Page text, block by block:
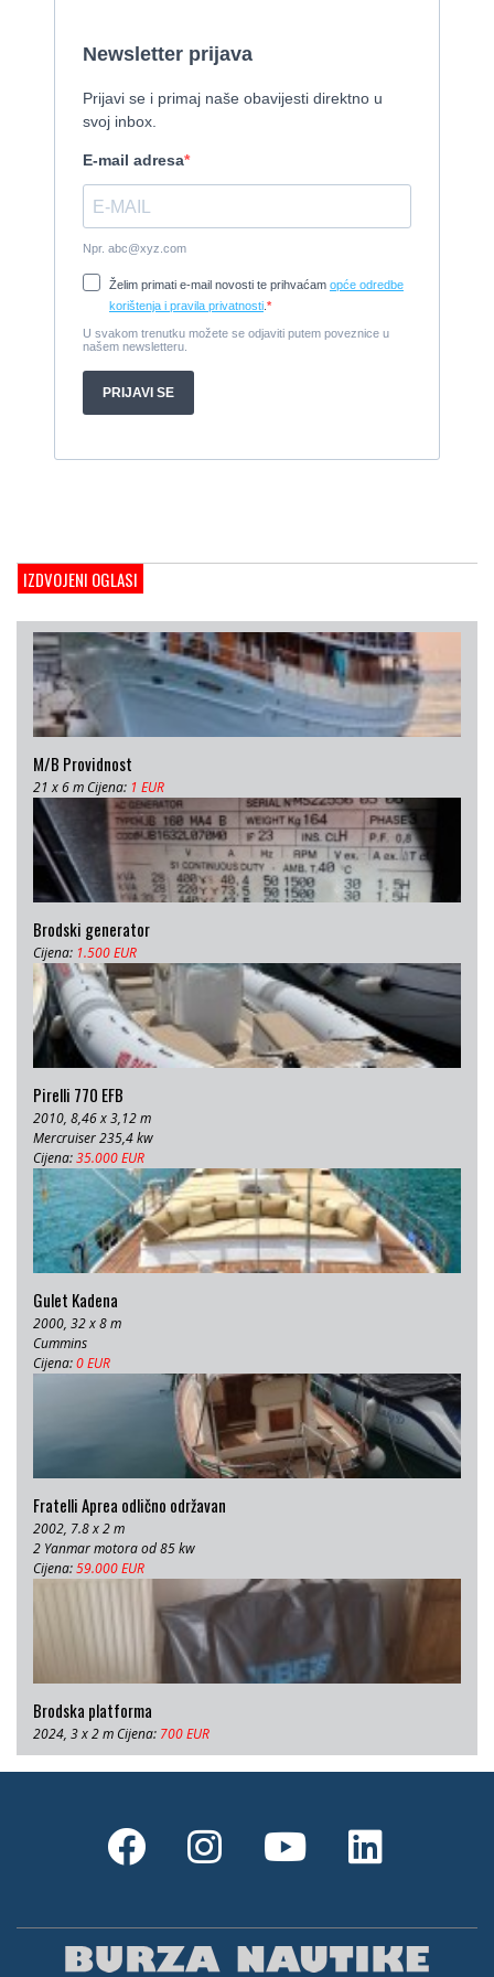
Izletnički brod - 94 osobe
Cijena:370.000 EUR
Tender Williams 325 TurboJet - sniženo!
2008, 325 x 1.7 m, weber 750
Damor 900 FURIA - EXTRA OPREMA - PRILIKA - SNIŽENA
CIJENA
2008, 8,98 x 3 m, Yanmar 200kW - unutranji, diesel
Cijena:65.000 EUR
Prodajem jedrilicu ELAN 31 S
Cijena:27.000 EUR
Gulet Hera
M/B San snova
2008, 27 x 6.5 m, Volvo penta 350 KS
Cijena:
IZDVOJENI OGLASI
M/B Providnost
21 x 6 m Cijena: 1 EUR
Brodski generator
Cijena: 1.500 EUR
Pirelli 770 EFB
2010, 8,46 x 3,12 m
Mercruiser 235,4 kw
Cijena:35.000 EUR
Gulet Kadena
2000, 32 x 8 m
Cummins
Cijena:0 EUR
Fratelli Aprea odlično održavan
2002, 7.8 x 2 m
2 Yanmar motora od 85 kw
Cijena:59.000 EUR
Brodska platforma
2024, 3 x 2 m Cijena: 700 EUR